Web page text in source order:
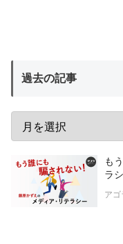
過去の記事
も
ラ
アゴ